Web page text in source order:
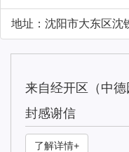
地址：沈阳市大东区沈
来自经开区（中
封感谢信
了解详情+